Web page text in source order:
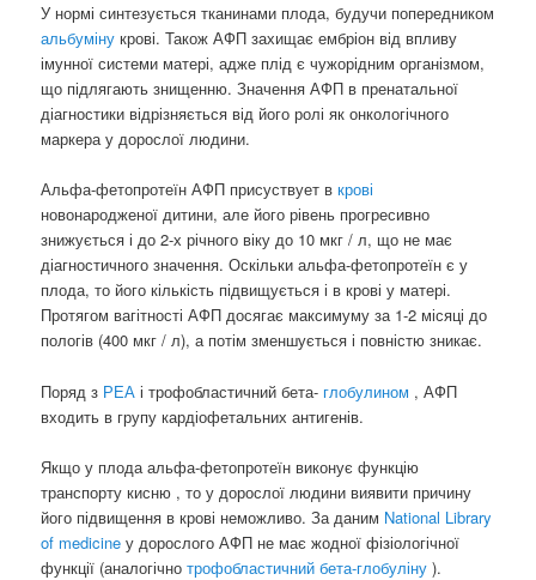
У нормі синтезується тканинами плода, будучи попередником
альбумінукрові. Також АФП захищає ембріон від впливу
імунної системи матері, адже плід є чужорідним організмом,
що підлягають знищенню. Значення АФП в пренатальної
діагностики відрізняється від його ролі як онкологічного
маркера у дорослої людини.
Альфа-фетопротеїн АФП присуствует вкрові
новонародженої дитини, але його рівень прогресивно
знижується і до 2-х річного віку до 10 мкг / л, що не має
діагностичного значення. Оскільки альфа-фетопротеїн є у
плода, то його кількість підвищується і в крові у матері.
Протягом вагітності АФП досягає максимуму за 1-2 місяці до
пологів (400 мкг / л), а потім зменшується і повністю зникає.
Поряд з РЕАі трофобластичний бета- глобулином , АФП
входить в групу кардіофетальних антигенів.
Якщо у плода альфа-фетопротеїн виконує функцію
транспорту кисню , то у дорослої людини виявити причину
його підвищення в крові неможливо. За даним National Library
of medicineу дорослого АФП не має жодної фізіологічної
функції (аналогічнотрофобластичний бета-глобуліну).